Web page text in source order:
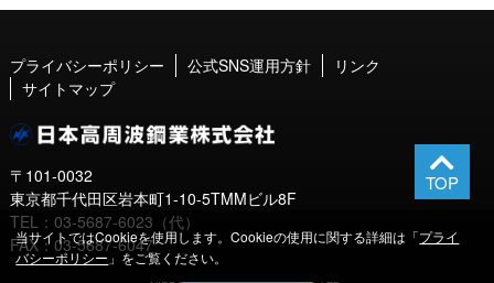
プライバシーポリシー 公式SNS運用方針
リンク
サイトマップ
〒101-0032
東京都千代田区岩本町1-10-5TMMビル8F
TEL：03-5687-6023（代）
FAX：03-5687-6047
当サイトではCookieを使用します。Cookieの使用に関する詳細は「プライ
バシーポリシー 」をご覧ください。